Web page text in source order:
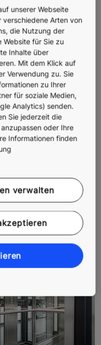
ein neues
auch zu den
Donau City Tower I ist
KONE-Lösungen
ein vollkommen
zu bieten.
unserer Webseite
Arten von
die Nutzung der
Website für Sie zu
Inhalte über
Mit dem Klick auf
Verwendung zu. Sie
zu Ihrer
für soziale Medien,
Analytics) senden.
Sie jederzeit die
oder Ihre
Informationen finden
verwalten